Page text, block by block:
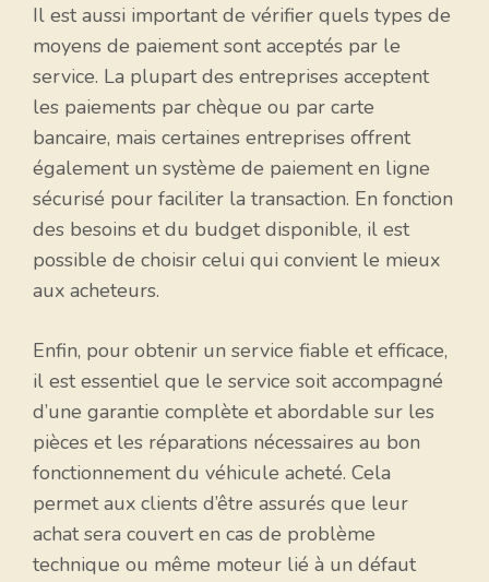
Il est aussi important de vérifier quels types de
moyens de paiement sont acceptés par le
service. La plupart des entreprises acceptent
les paiements par chèque ou par carte
bancaire, mais certaines entreprises offrent
également un système de paiement en ligne
sécurisé pour faciliter la transaction. En fonction
des besoins et du budget disponible, il est
possible de choisir celui qui convient le mieux
aux acheteurs.
Enfin, pour obtenir un service fiable et efficace,
il est essentiel que le service soit accompagné
d’une garantie complète et abordable sur les
pièces et les réparations nécessaires au bon
fonctionnement du véhicule acheté. Cela
permet aux clients d’être assurés que leur
achat sera couvert en cas de problème
technique ou même moteur lié à un défaut